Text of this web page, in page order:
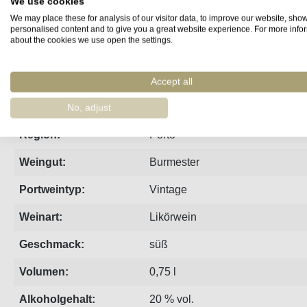
Steckbrief Produzent Bewertungen
bottled 2017
Jahrgang:
Region: Porto
Weingut: Burmester
Portweintyp: Vintage
Weinart: Likörwein
Geschmack: süß
Volumen: 0,75 l
Alkoholgehalt: 20 % vol.
We may place these for analysis of our visitor data, to improve our website,
personalised content and to give you a great website experience. For more
about the cookies we use open the settings.
Accept all
No, adjust